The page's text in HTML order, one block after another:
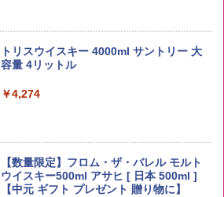
5kg
米 5kg
￥3,396
トリスウイスキー 4000ml サントリー 大
容量 4リットル
￥4,274
【数量限定】フロム・ザ・バレル モルト
ウイスキー500ml アサヒ [ 日本 500ml ]
【中元 ギフト プレゼント 贈り物に】